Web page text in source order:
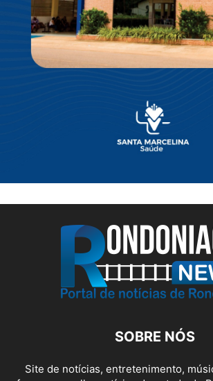
SOBRE NÓS
Site de notícias, entretenimento,